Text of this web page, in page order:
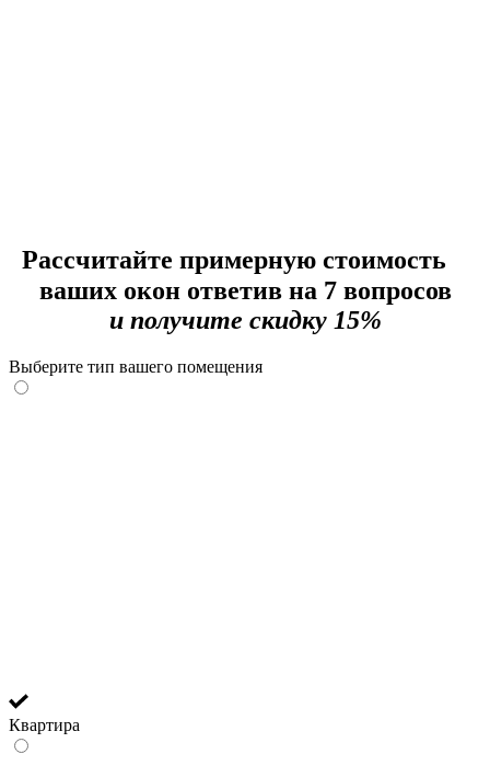
Рассчитайте примерную стоимость
ваших оконответив на 7 вопросов
и получите скидку 15%
Выберите тип вашего помещения
Квартира